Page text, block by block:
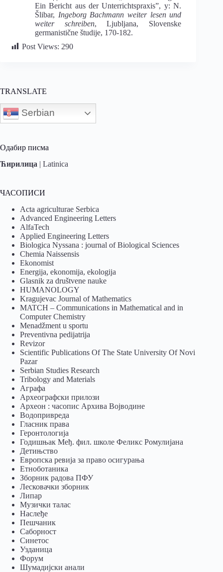
Ein Bericht aus der Unterrichtspraxis”, у: N.
Šlibar, Ingeborg Bachmann weiter lesen und
weiter schreiben, Ljubljana, Slovenske
germanistične študije, 170-182.
Post Views: 290
TRANSLATE
Serbian
Одабир писма
Ћирилица | Latinica
ЧАСОПИСИ
Acta agriculturae Serbica
Advanced Engineering Letters
AlfaTech
Applied Engineering Letters
Biologica Nyssana : journal of Biological Sciences
Chemia Naissensis
Ekonomist
Energija, ekonomija, ekologija
Glasnik za društvene nauke
HUMANOLOGY
Kragujevac Journal of Mathematics
MATCH – Communications in Mathematical and in
Computer Chemistry
Menadžment u sportu
Preventivna pedijatrija
Revizor
Scientific Publications Of The State University Of Novi
Pazar
Serbian Studies Research
Tribology and Materials
Аграфа
Археографски прилози
Археон : часопис Архива Војводине
Водопривреда
Гласник права
Геронтологија
Годишњак Међ. фил. школе Феликс Ромулијана
Детињство
Европска ревија за право осигурања
Eтноботаника
Зборник радова ПФУ
Лесковачки зборник
Липар
Музички талас
Наслеђе
Пешчаник
Саборност
Синетос
Узданица
Форум
Шумадијски анали